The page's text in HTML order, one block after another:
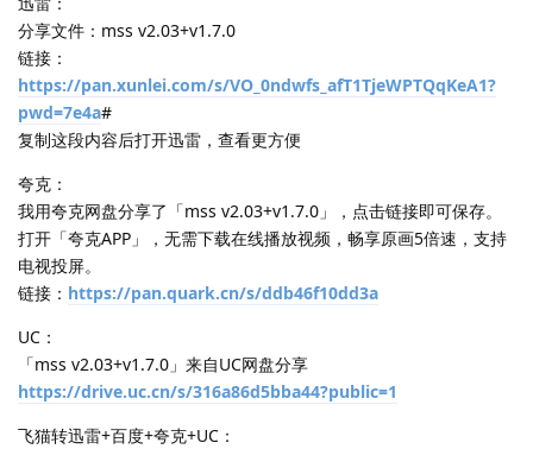
分享文件：mss v2.03+v1.7.0
链接：
https://pan.xunlei.com/s/VO_0ndwfs_afT1TjeWPTQqKeA1?
pwd=7e4a#
复制这段内容后打开迅雷，查看更方便
夸克：
我用夸克网盘分享了「mss v2.03+v1.7.0」，点击链接即可保存。
打开「夸克APP」，无需下载在线播放视频，畅享原画5倍速，支持
电视投屏。
链接： https://pan.quark.cn/s/ddb46f10dd3a
UC：
「mss v2.03+v1.7.0」来自UC网盘分享
https://drive.uc.cn/s/316a86d5bba44?public=1
飞猫转迅雷+百度+夸克+UC：